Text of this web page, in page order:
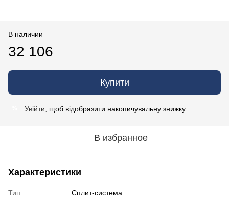
В наличии
32 106
Купити
Увійти , щоб відобразити накопичувальну знижку
В избранное
Характеристики
Тип
Сплит-система